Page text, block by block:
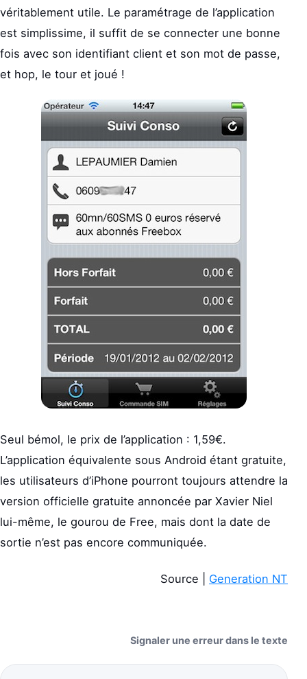
véritablement utile. Le paramétrage de l’application
est simplissime, il suffit de se connecter une bonne
fois avec son identifiant client et son mot de passe,
et hop, le tour et joué !
Seul bémol, le prix de l’application : 1,59€.
L’application équivalente sous Android étant gratuite,
les utilisateurs d’iPhone pourront toujours attendre la
version officielle gratuite annoncée par Xavier Niel
lui-même, le gourou de Free, mais dont la date de
sortie n’est pas encore communiquée.
Source | Generation NT
Signaler une erreur dans le texte